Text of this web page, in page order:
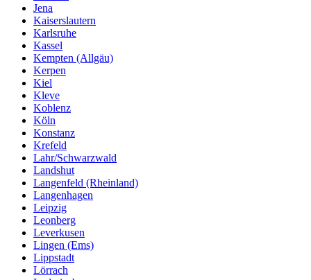
Jena
Kaiserslautern
Karlsruhe
Kassel
Kempten (Allgäu)
Kerpen
Kiel
Kleve
Koblenz
Köln
Konstanz
Krefeld
Lahr/Schwarzwald
Landshut
Langenfeld (Rheinland)
Langenhagen
Leipzig
Leonberg
Leverkusen
Lingen (Ems)
Lippstadt
Lörrach